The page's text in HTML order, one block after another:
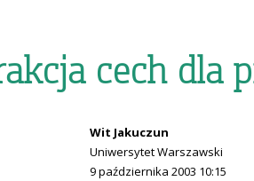
cech dla
Wit Jakuczun
Uniwersytet Warszawski
9 października 2003 10:15